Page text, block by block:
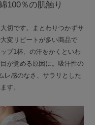
100％の肌触り
切です。まとわりつかずサ
変リピートが多い商品で
プ1杯、の汗をかくといわ
が覚める原因に。吸汗性の
レ感のなさ、サラリとした
す。